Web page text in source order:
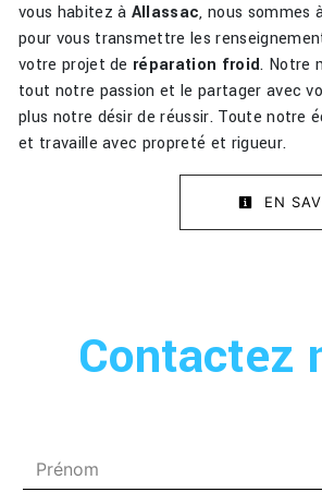
vous habitez à Allassac, nous sommes
pour vous transmettre les
votre projet de réparation froid. Notre
tout notre passion et le partager avec
plus notre désir de réussir. Toute notre
et travaille avec propreté et rigueur.
EN
Contactez